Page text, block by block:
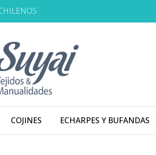
COJINES ECHARPES Y BUFANDAS